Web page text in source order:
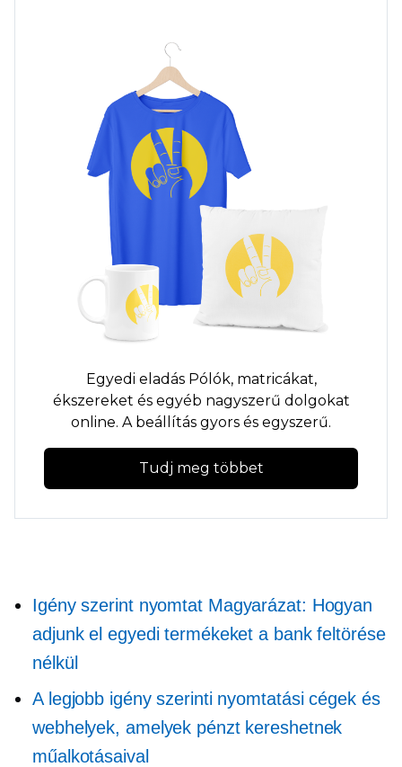
Egyedi eladás Pólók,matricákat,
ékszereket és egyéb nagyszerű dolgokat
online. A beállítás gyors és egyszerű.
Tudj meg többet
Igény szerint nyomtatMagyarázat: Hogyan
adjunk el egyedi termékeket a bank feltörése
nélkül
A legjobb igény szerinti nyomtatási cégek és
webhelyek, amelyek pénzt kereshetnek
műalkotásaival